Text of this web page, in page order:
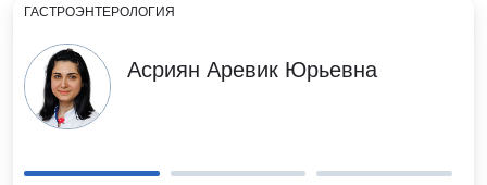
ГАСТРОЭНТЕРОЛОГИЯ
Асриян Аревик Юрьевна